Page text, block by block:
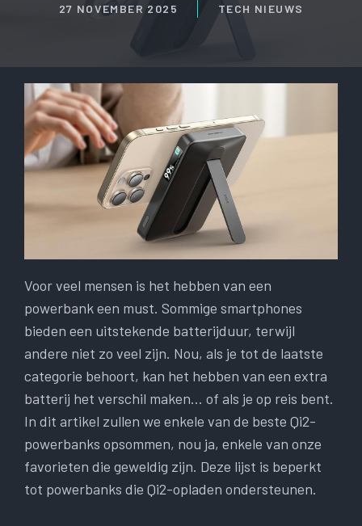
27 NOVEMBER 2025 TECH NIEUWS
Voor veel mensen is het hebben van een
powerbank een must. Sommige smartphones
bieden een uitstekende batterijduur, terwijl
andere niet zo veel zijn. Nou, als je tot de laatste
categorie behoort, kan het hebben van een extra
batterij het verschil maken… of als je op reis bent.
In dit artikel zullen we enkele van de beste Qi2-
powerbanks opsommen, nou ja, enkele van onze
favorieten die geweldig zijn. Deze lijst is beperkt
tot powerbanks die Qi2-opladen ondersteunen.